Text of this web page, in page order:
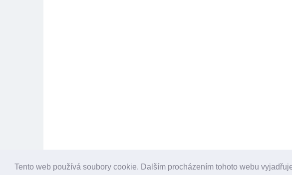
Tento web používá soubory cookie. Dalším procházením tohoto webu